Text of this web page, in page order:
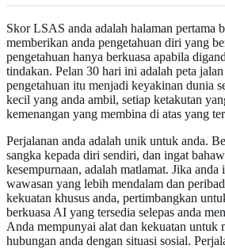
Skor LSAS anda adalah halaman pertama
memberikan anda pengetahuan diri yang
pengetahuan hanya berkuasa apabila
tindakan. Pelan 30 hari ini adalah peta
pengetahuan itu menjadi keyakinan dunia
kecil yang anda ambil, setiap ketakutan
kemenangan yang membina di atas yang
Perjalanan anda adalah unik untuk anda.
sangka kepada diri sendiri, dan ingat
kesempurnaan, adalah matlamat. Jika anda
wawasan yang lebih mendalam dan
kekuatan khusus anda, pertimbangkan
berkuasa AI yang tersedia selepas anda
Anda mempunyai alat dan kekuatan untuk
hubungan anda dengan situasi sosial.